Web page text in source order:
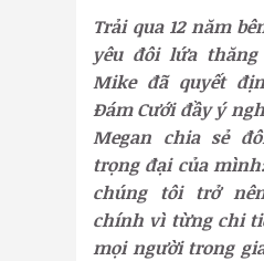
Trải qua 12 năm
yêu đôi lứa thăng
Mike đã quyết
Đám Cưới đầy ý
Megan chia sẻ
trọng đại của
chúng tôi trở
chính vì từng chi
mọi người trong